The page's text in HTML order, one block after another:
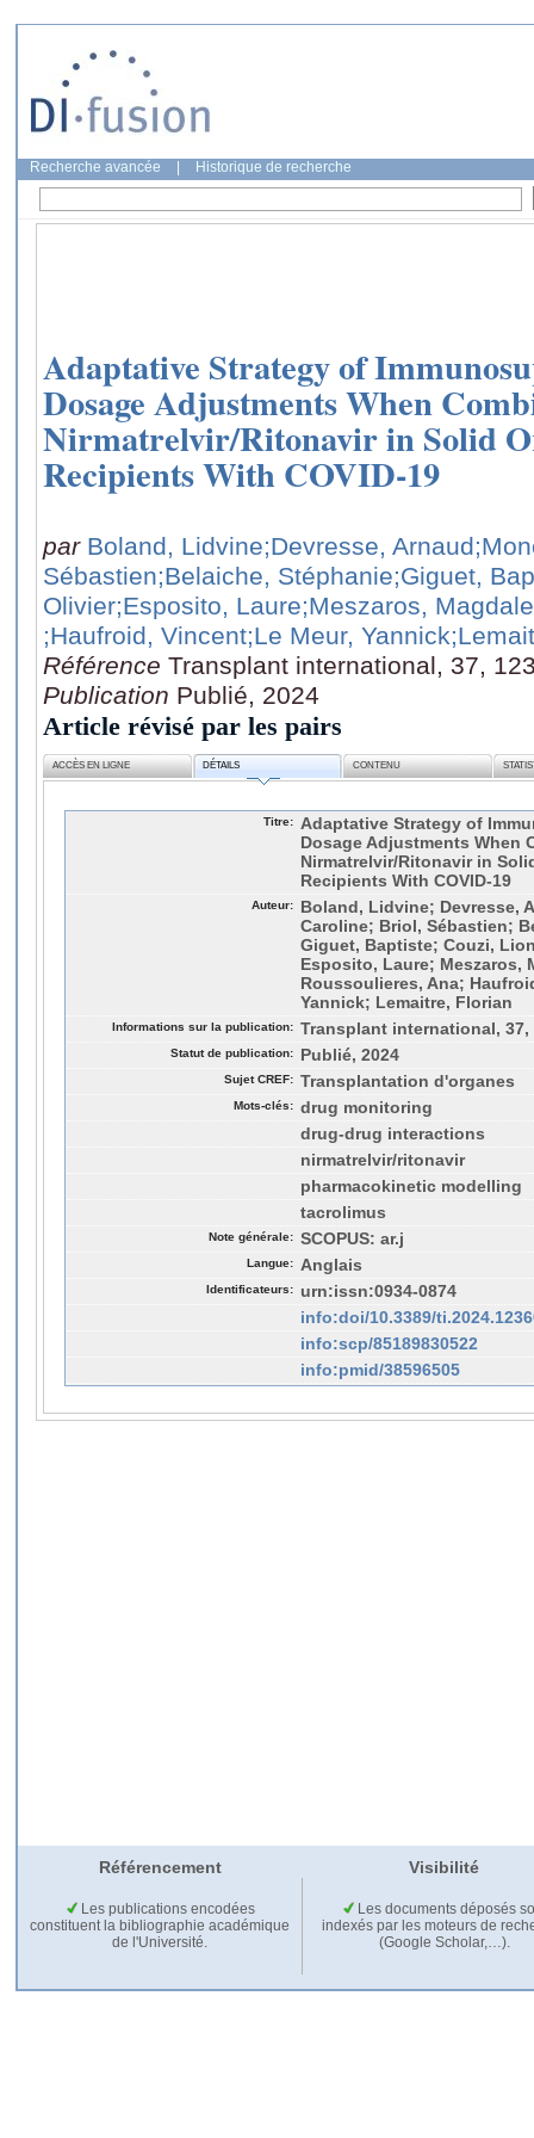
Recherche avancée Historique de recherche
Adaptative Strategy of
Dosage Adjustments When
Nirmatrelvir/Ritonavir in Solid
Recipients With COVID-19
par Boland, Lidvine;Devresse, Arnaud
Sébastien;Belaiche, Stéphanie;Giguet,
Olivier;Esposito, Laure;Meszaros,
;Haufroid, Vincent;Le Meur, Yannick
Référence Transplant international, 37,
Publication Publié, 2024
Article révisé par les pairs
ACCÈS EN LIGNE DÉTAILS CONTENU
Titre:
Adaptative Strategy of
Dosage Adjustments When
Nirmatrelvir/Ritonavir in
Recipients With COVID-19
Auteur:
Boland, Lidvine; Devresse,
Caroline; Briol, Sébastien;
Giguet, Baptiste; Couzi,
Esposito, Laure; Meszaros,
Roussoulieres, Ana;
Yannick; Lemaitre, Florian
Informations sur la publication: Transplant international, 37,
Statut de publication: Publié, 2024
Sujet CREF: Transplantation d'organes
Mots-clés: drug monitoring
drug-drug interactions
nirmatrelvir/ritonavir
pharmacokinetic modelling
tacrolimus
Note générale: SCOPUS: ar.j
Langue: Anglais
Identificateurs:
urn:issn:0934-0874
info:doi/10.3389/
info:scp/85189830522
info:pmid/38596505
Référencement Visibilité
Les publications encodées
constituent la bibliographie académique
de l'Université.
Les documents déposés
indexés par les moteurs de
(Google Scholar,…).